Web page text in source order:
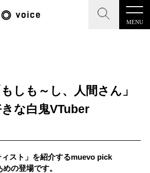
MENU
CLOSE
ス #女性SSW
CLOSE
る”音楽特化メディア
しも～し、人間さん」
な白鬼VTuber
ィスト」を紹介するmuevo pick
の登場です。